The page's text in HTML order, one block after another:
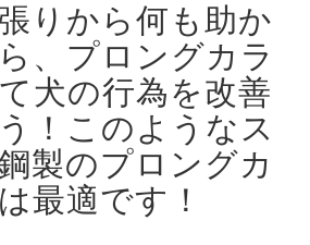
りから何も助か
、プロングカラ
犬の行為を改善
！ このようなス
製のプロングカ
最適です！